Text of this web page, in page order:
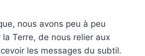
nous avons peu à peu
la Terre, de nous relier aux
les messages du subtil.